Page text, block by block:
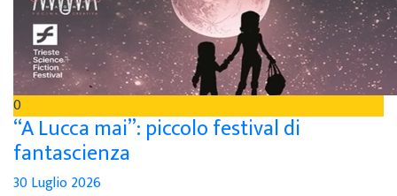
0
“A Lucca mai”: piccolo festival di
fantascienza
30 Luglio 2026